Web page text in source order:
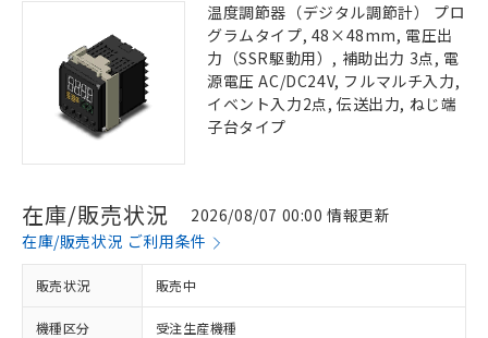
温度調節器（デジタル調節計） プロ
グラムタイプ, 48×48mm, 電圧出
力（SSR駆動用）, 補助出力 3点, 電
源電圧 AC/DC24V, フルマルチ入力,
イベント入力2点, 伝送出力, ねじ端
子台タイプ
在庫/販売状況
2026/08/07 00:00 情報更新
在庫/販売状況 ご利用条件
販売状況 販売中
機種区分 受注生産機種